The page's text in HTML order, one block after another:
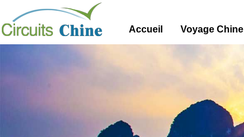
Accueil Voyage Chine